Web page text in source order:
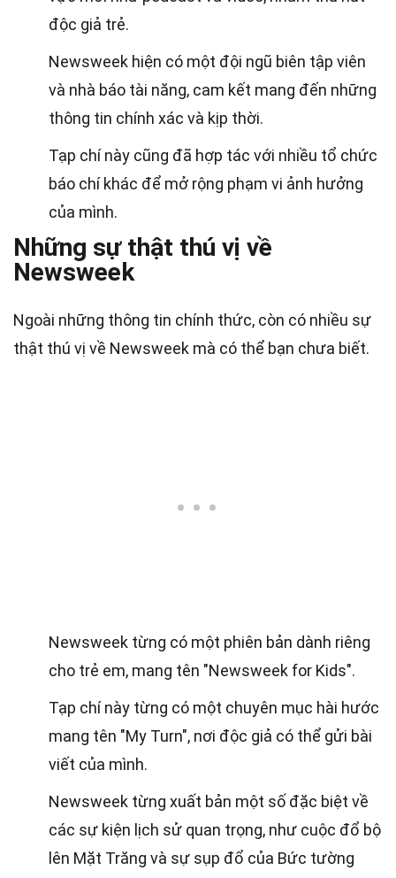
độc giả trẻ.
Newsweek hiện có một đội ngũ biên tập viên
và nhà báo tài năng, cam kết mang đến những
thông tin chính xác và kịp thời.
Tạp chí này cũng đã hợp tác với nhiều tổ chức
báo chí khác để mở rộng phạm vi ảnh hưởng
của mình.
Những sự thật thú vị về
Newsweek
Ngoài những thông tin chính thức, còn có nhiều sự
thật thú vị về Newsweek mà có thể bạn chưa biết.
Newsweek từng có một phiên bản dành riêng
cho trẻ em, mang tên "Newsweek for Kids".
Tạp chí này từng có một chuyên mục hài hước
mang tên "My Turn", nơi độc giả có thể gửi bài
viết của mình.
Newsweek từng xuất bản một số đặc biệt về
các sự kiện lịch sử quan trọng, như cuộc đổ bộ
lên Mặt Trăng và sự sụp đổ của Bức tường